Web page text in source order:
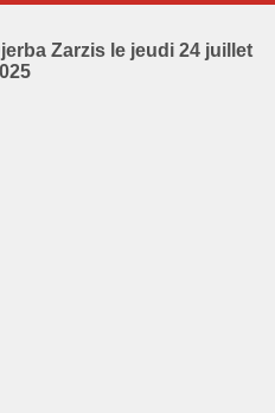
Zarzis le jeudi 24 juillet